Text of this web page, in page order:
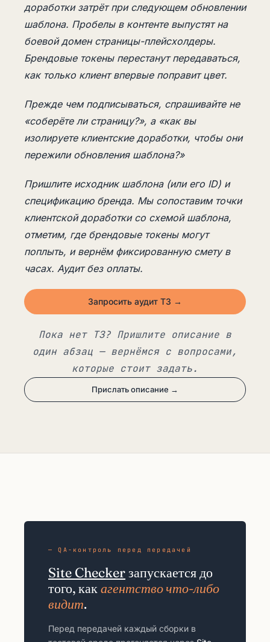
доработки затрёт при следующем обновлении
шаблона. Пробелы в контенте выпустят на
боевой домен страницы-плейсхолдеры.
Брендовые токены перестанут передаваться,
как только клиент впервые поправит цвет.
Прежде чем подписываться, спрашивайте не
«соберёте ли страницу?», а «как вы
изолируете клиентские доработки, чтобы они
пережили обновления шаблона?»
Пришлите исходник шаблона (или его ID) и
спецификацию бренда. Мы сопоставим точки
клиентской доработки со схемой шаблона,
отметим, где брендовые токены могут
поплыть, и вернём фиксированную смету в
часах. Аудит без оплаты.
Запросить аудит ТЗ →
Пока нет ТЗ? Пришлите описание в
один абзац — вернёмся с вопросами,
которые стоит задать.
Прислать описание →
— QA-контроль перед передачей
Site Checkerзапускается до
того, какагентство что-либо
видит.
Перед передачей каждый сборки в